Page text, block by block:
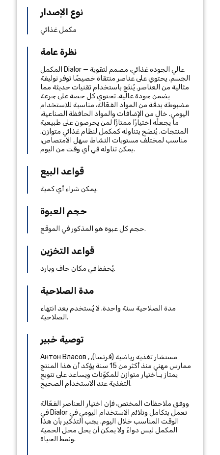
نوع الإصدار
مكمل غذائي
نظرة عامة
المكمل Dialor — عالي الجودة غذائي، مصمم لتقوية
الجسم. يحتوي على عناصر منتقاة خصيصًا توفر توليفة
مثالية من العناصر. يُنتَج باستخدام تقنيات حديثة مما
يضمن جودة عالية. تحتوي كل حصة على جرعة
مضبوطة بدقة من المواد الفعّالة، مناسبة للاستخدام
اليومي. خالٍ من الإضافات والمواد الحافظة الصناعية،
ما يجعله اختيارًا ممتازًا لمن يحرصون على طبيعية
المنتجات. يُنصَح بتناوله كمكمل لنظام غذائي متوازن.
مناسب لمختلف مستويات النشاط، سهل الامتصاص،
يمكن تناوله في أي وقت من اليوم.
قواعد البيع
يمكن شراء أي كمية.
حجم العبوة
حجم كل عبوة هو المذكور في الموقع.
قواعد التخزين
يُحفظ في مكان جاف وبارد.
مدة الصلاحية
مدة الصلاحية سنة واحدة. لا يُستخدم بعد انتهاء
الصلاحية.
توصية خبير
Антон Власов , مستشار تغذية رياضية (فرنسا),
ممارس مهني منذ أكثر من 15 سنة
يؤكد أن هذا المنتج
يمتاز بـاختيار متوازن للمكوّنات ويساعد على تنويع
التغذية عند الاستخدام الصحيح.
ووفق ملاحظات المختص، فإن اختيار العناصر الفعّالة
في Dialor تعمل بتكامل وتلائم الاستخدام اليومي في
الوقت المناسب خلال اليوم. يجب التذكير بأن هذا
المكمل ليس دواءً ولا يمكن أن يحل محل الحمية
ونمط الحياة.